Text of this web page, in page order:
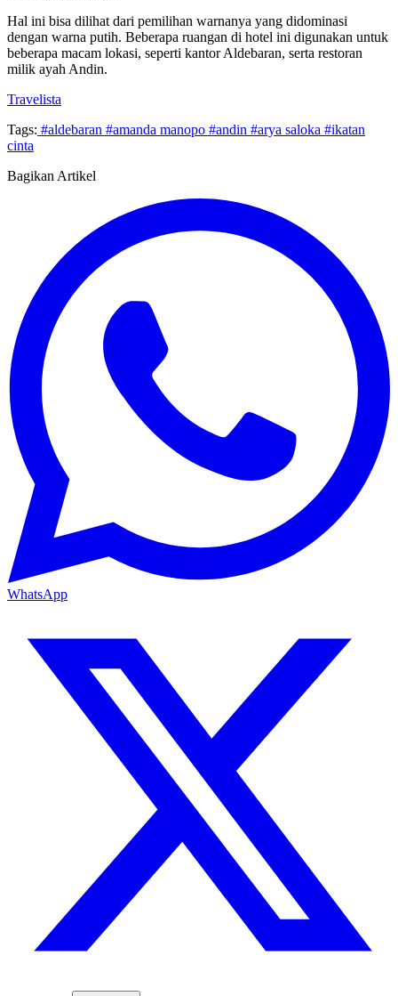
Hal ini bisa dilihat dari pemilihan warnanya yang didominasi
dengan warna putih. Beberapa ruangan di hotel ini digunakan untuk
beberapa macam lokasi, seperti kantor Aldebaran, serta restoran
milik ayah Andin.
Travelista
Tags: #aldebaran #amanda manopo #andin #arya saloka #ikatan
cinta
Bagikan Artikel
WhatsApp